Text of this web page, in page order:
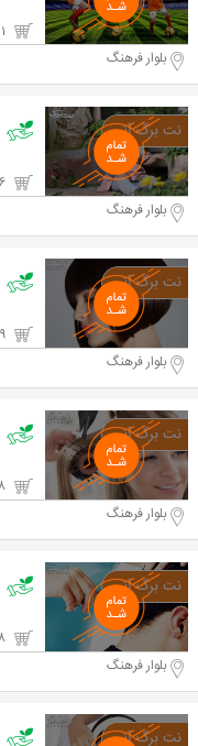
بلوار فرهنگ
بلوار فرهنگ
بلوار فرهنگ
بلوار فرهنگ
بلوار فرهنگ